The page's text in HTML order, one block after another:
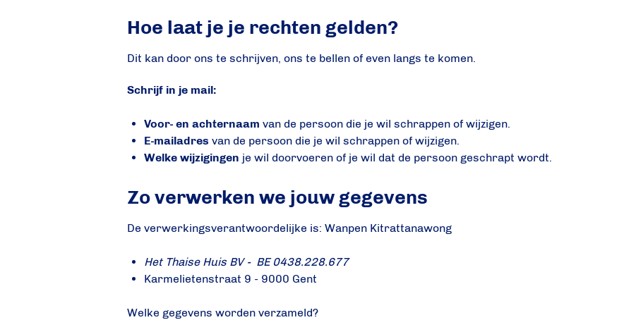
Hoe laat je je rechten gelden?
Dit kan door ons te schrijven, ons te bellen of even langs te komen.
Schrijf in je mail:
Voor- en achternaam van de persoon die je wil schrappen of wijzigen.
E-mailadres van de persoon die je wil schrappen of wijzigen.
Welke wijzigingen je wil doorvoeren of je wil dat de persoon geschrapt wordt.
Zo verwerken we jouw gegevens
De verwerkingsverantwoordelijke is: Wanpen Kitrattanawong
Het Thaise Huis BV - BE 0438.228.677
Karmelietenstraat 9 - 9000 Gent
Welke gegevens worden verzameld?